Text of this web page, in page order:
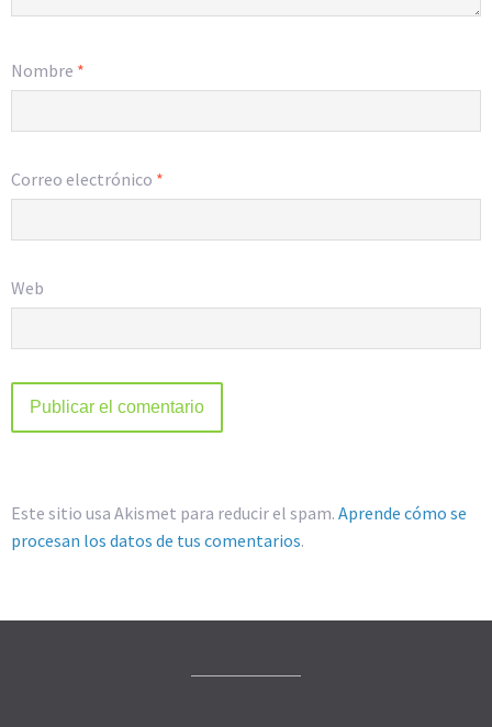
Nombre *
Correo electrónico *
Web
Este sitio usa Akismet para reducir el spam. Aprende cómo se
procesan los datos de tus comentarios.